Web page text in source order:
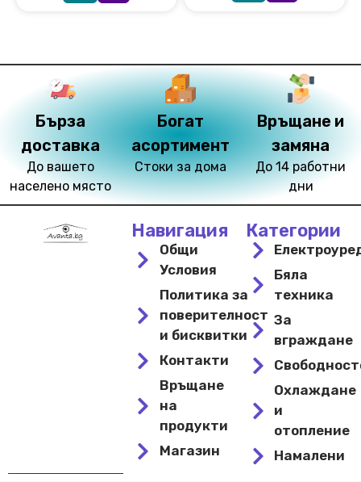
Бърза
доставка
До вашето
населено място
Богат
асортимент
Стоки за дома
Връщане и
замяна
До 14 работни
дни
Навигация
Общи
Условия
Политика за
поверителност
и бисквитки
Контакти
Връщане
на
продукти
Магазин
Категории
Бяла
техника
За
вграждане
Охлаждане
и
отопление
Намалени